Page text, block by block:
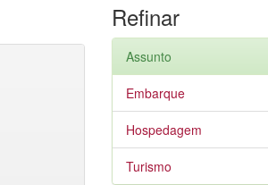
Refinar
Assunto
Embarque
Hospedagem
Turismo